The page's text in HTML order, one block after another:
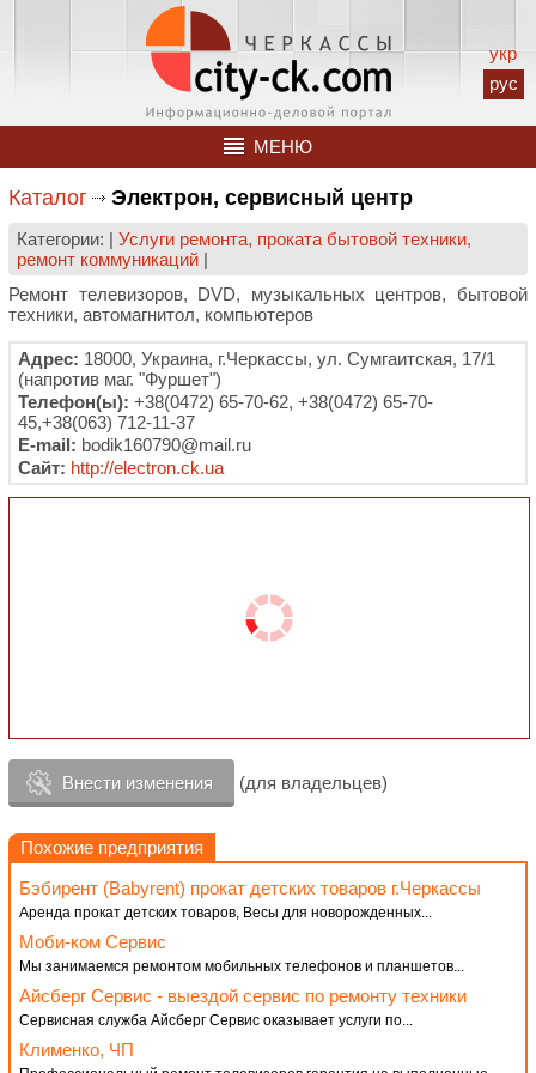
укр
рус
МЕНЮ
Каталог Электрон, сервисный центр
Категории: | Услуги ремонта, проката бытовой техники,
ремонт коммуникаций |
Ремонт телевизоров, DVD, музыкальных центров, бытовой
техники, автомагнитол, компьютеров
Адрес: 18000, Украина, г.Черкассы, ул. Сумгаитская, 17/1
(напротив маг. "Фуршет")
Телефон(ы): +38(0472) 65-70-62, +38(0472) 65-70-
45,+38(063) 712-11-37
E-mail: bodik160790@mail.ru
Сайт: http://electron.ck.ua
Внести изменения (для владельцев)
Похожие предприятия
Бэбирент (Babyrent) прокат детских товаров г.Черкассы
Аренда прокат детских товаров, Весы для новорожденных...
Моби-ком Сервис
Мы занимаемся ремонтом мобильных телефонов и планшетов...
Айсберг Сервис - выездой сервис по ремонту техники
Сервисная служба Айсберг Сервис оказывает услуги по...
Клименко, ЧП